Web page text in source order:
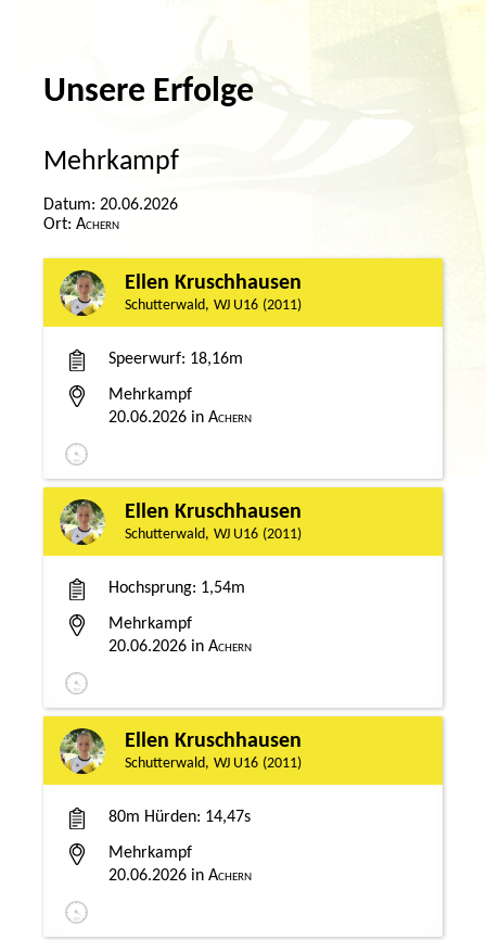
Unsere Erfolge
Mehrkampf
20.06.2026
Achern
Ellen Kruschhausen
Schutterwald WJ U16 2011
Speerwurf 18,16m
20.06.2026 Achern
Mehrkampf
Ellen Kruschhausen
Schutterwald WJ U16 2011
Hochsprung 1,54m
20.06.2026 Achern
Mehrkampf
Ellen Kruschhausen
Schutterwald WJ U16 2011
80m Hürden 14,47s
20.06.2026 Achern
Mehrkampf